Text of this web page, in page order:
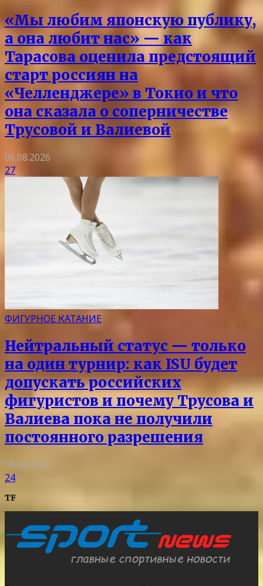
«Мы любим японскую публику,
а она любит нас» — как
Тарасова оценила предстоящий
старт россиян на
«Челленджере» в Токио и что
она сказала о соперничестве
Трусовой и Валиевой
06.08.2026
27
ФИГУРНОЕ КАТАНИЕ
Нейтральный статус — только
на один турнир: как ISU будет
допускать российских
фигуристов и почему Трусова и
Валиева пока не получили
постоянного разрешения
06.08.2026
24
TF